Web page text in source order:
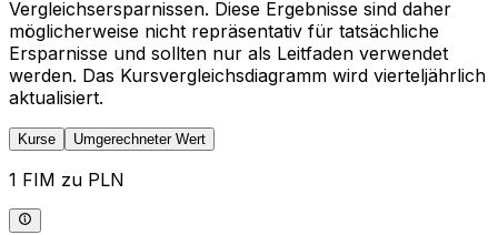
Vergleichsersparnissen. Diese Ergebnisse sind daher
möglicherweise nicht repräsentativ für tatsächliche
Ersparnisse und sollten nur als Leitfaden verwendet
werden. Das Kursvergleichsdiagramm wird vierteljährlich
aktualisiert.
Kurse Umgerechneter Wert
1 FIM zu PLN